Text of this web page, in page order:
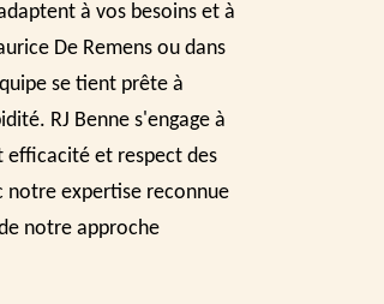
à vos besoins et à
De Remens ou dans
se tient prête à
RJ Benne s'engage à
efficacité et respect des
notre expertise reconnue
notre approche